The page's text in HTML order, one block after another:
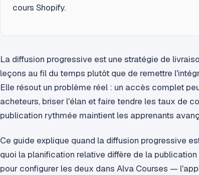
cours Shopify.
La diffusion progressive est une stratégie de
leçons au fil du temps plutôt que de remettre
Elle résout un problème réel : un accès complet
acheteurs, briser l'élan et faire tendre les taux de
publication rythmée maintient les apprenants
Ce guide explique quand la diffusion progressive
quoi la planification relative diffère de la
pour configurer les deux dans Alva Courses —